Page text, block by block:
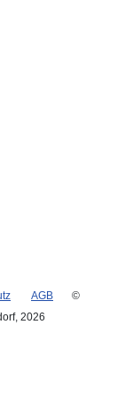
AGB
©
2026